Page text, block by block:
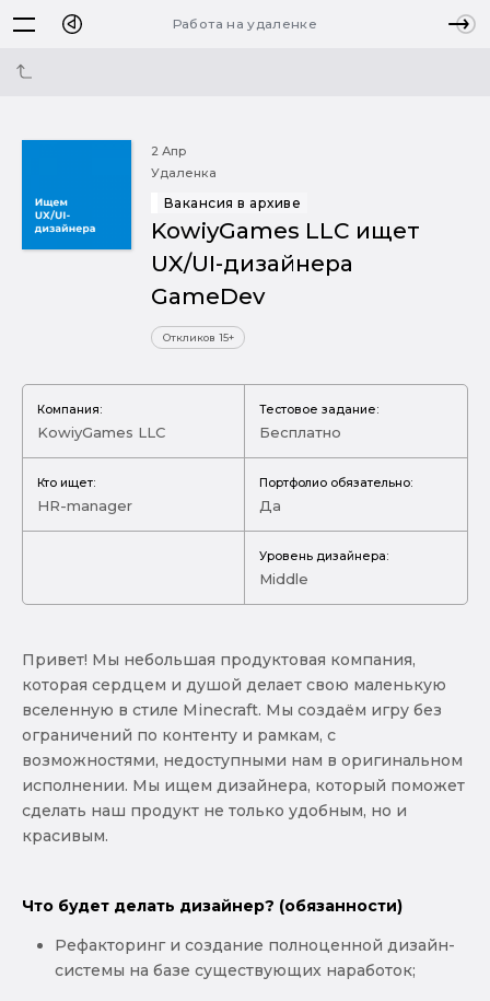
Работа на удаленке
2 Апр
Удаленка
Вакансия в архиве
KowiyGames LLC ищет
UX/UI-дизайнера
GameDev
Откликов 15+
Компания:
KowiyGames LLC
Тестовое задание:
Бесплатно
Кто ищет:
HR-manager
Портфолио обязательно:
Да
Уровень дизайнера:
Middle
Привет! Мы небольшая продуктовая компания,
которая сердцем и душой делает свою маленькую
вселенную в стиле Minecraft. Мы создаём игру без
ограничений по контенту и рамкам, с
возможностями, недоступными нам в оригинальном
исполнении. Мы ищем дизайнера, который поможет
сделать наш продукт не только удобным, но и
красивым.
Что будет делать дизайнер? (обязанности)
Рефакторинг и создание полноценной дизайн-
системы на базе существующих наработок;